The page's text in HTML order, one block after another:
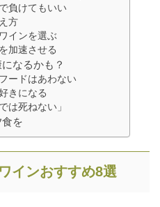
負けてもいい
方
インを選ぶ
加速させる
なるかも？
ードはあわない
きになる
は死ねない」
を
インおすすめ8選